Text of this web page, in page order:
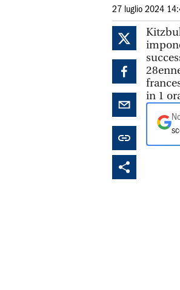
27 luglio 2024
in 1